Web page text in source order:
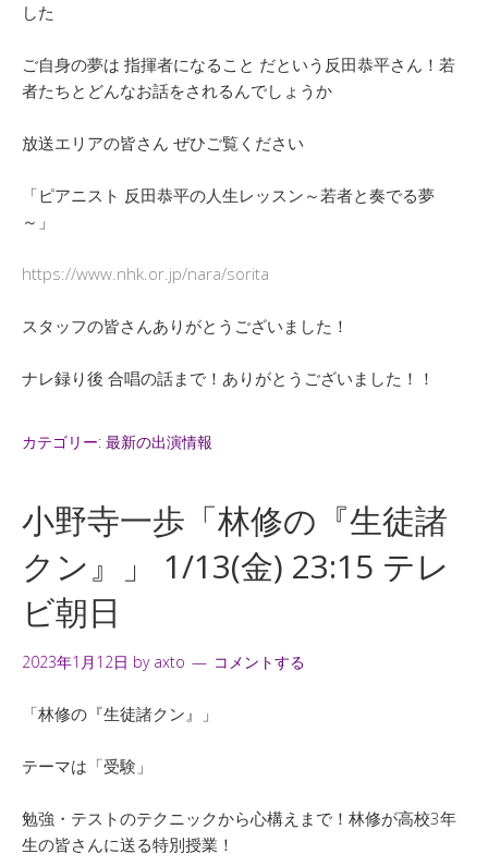
した
ご自身の夢は 指揮者になること だという反田恭平さん！若
者たちとどんなお話をされるんでしょうか
放送エリアの皆さん ぜひご覧ください
「ピアニスト 反田恭平の人生レッスン～若者と奏でる夢
～」
https://www.nhk.or.jp/nara/sorita
スタッフの皆さんありがとうございました！
ナレ録り後 合唱の話まで！ありがとうございました！！
カテゴリー: 最新の出演情報
小野寺一歩「林修の『生徒諸
クン』」 1/13(金) 23:15 テレ
ビ朝日
2023年1月12日 by axto コメントする
「林修の『生徒諸クン』」
テーマは「受験」
勉強・テストのテクニックから心構えまで！林修が高校3年
生の皆さんに送る特別授業！